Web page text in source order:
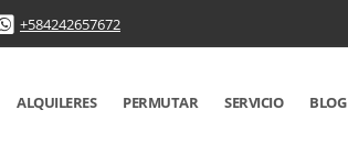
+584242657672
ALQUILERES PERMUTAR SERVICIO BLOG